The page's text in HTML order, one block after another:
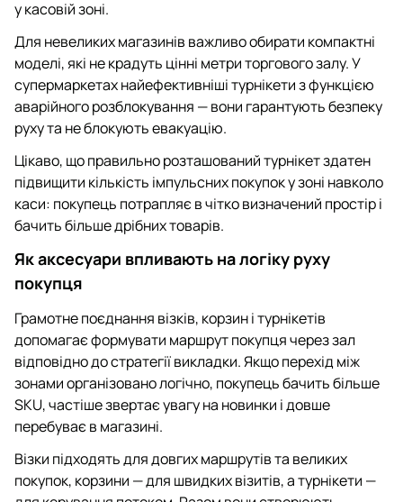
у касовій зоні.
Для невеликих магазинів важливо обирати компактні
моделі, які не крадуть цінні метри торгового залу. У
супермаркетах найефективніші турнікети з функцією
аварійного розблокування — вони гарантують безпеку
руху та не блокують евакуацію.
Цікаво, що правильно розташований турнікет здатен
підвищити кількість імпульсних покупок у зоні навколо
каси: покупець потрапляє в чітко визначений простір і
бачить більше дрібних товарів.
Як аксесуари впливають на логіку руху
покупця
Грамотне поєднання візків, корзин і турнікетів
допомагає формувати маршрут покупця через зал
відповідно до стратегії викладки. Якщо перехід між
зонами організовано логічно, покупець бачить більше
SKU, частіше звертає увагу на новинки і довше
перебуває в магазині.
Візки підходять для довгих маршрутів та великих
покупок, корзини — для швидких візитів, а турнікети —